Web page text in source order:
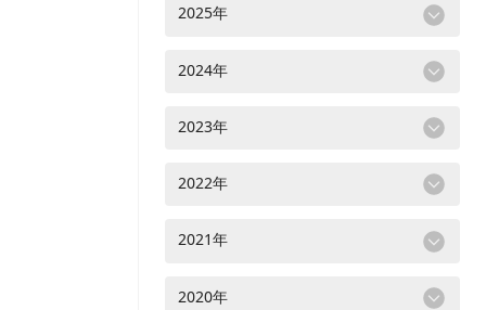
2025年
2024年
2023年
2022年
2021年
2020年